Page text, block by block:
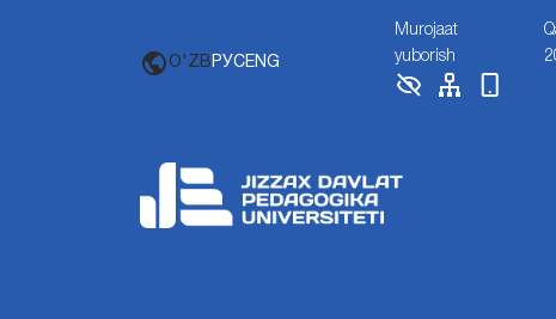
O'ZB РУСENG
Murojaat
yuborish